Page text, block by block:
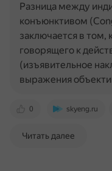
0 skyeng.ru
Разница между
конъюнктивом
заключается в
говорящего к
(изъявительное
выражения
Читать далее